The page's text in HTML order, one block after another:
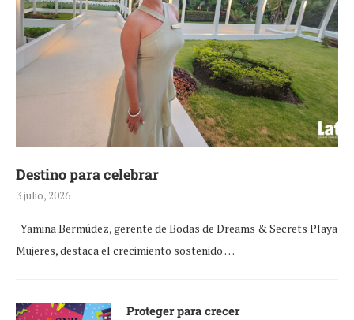
Destino para celebrar
3 julio, 2026
Yamina Bermúdez, gerente de Bodas de Dreams & Secrets Playa
Mujeres, destaca el crecimiento sostenido …
Proteger para crecer